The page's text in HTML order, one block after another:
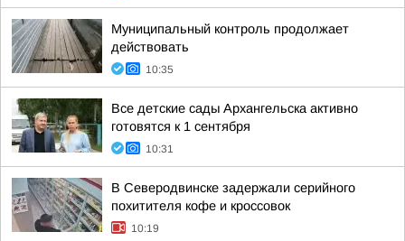
Муниципальный контроль продолжает
действовать
10:35
Все детские сады Архангельска активно
готовятся к 1 сентября
10:31
В Северодвинске задержали серийного
похитителя кофе и кроссовок
10:19